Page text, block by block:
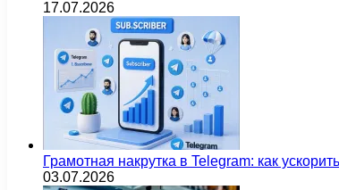
17.07.2026
Грамотная накрутка в Telegram: как
03.07.2026